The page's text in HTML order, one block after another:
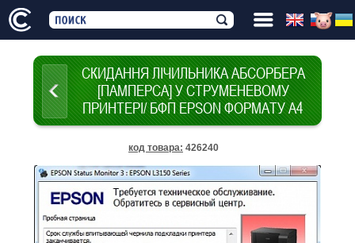
СКИДАННЯ ЛІЧИЛЬНИКА АБСОРБЕРА
[ПАМПЕРСА] У СТРУМЕНЕВОМУ
ПРИНТЕРІ/ БФП EPSON ФОРМАТУ А4
код товара: 426240